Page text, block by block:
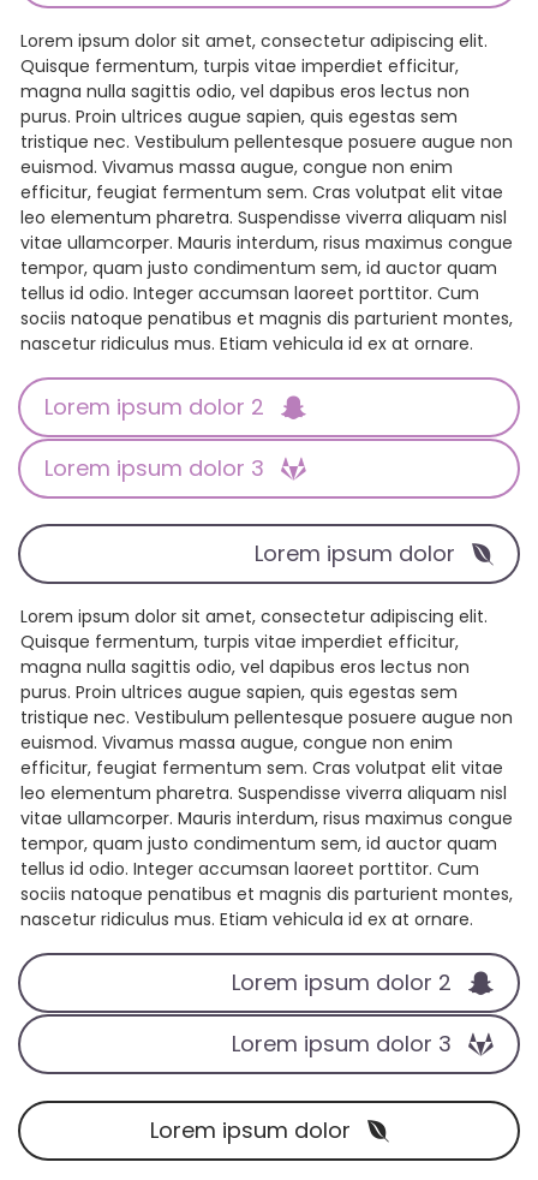
Lorem ipsum dolor sit amet, consectetur adipiscing elit.
Quisque fermentum, turpis vitae imperdiet efficitur,
magna nulla sagittis odio, vel dapibus eros lectus non
purus. Proin ultrices augue sapien, quis egestas sem
tristique nec. Vestibulum pellentesque posuere augue non
euismod. Vivamus massa augue, congue non enim
efficitur, feugiat fermentum sem. Cras volutpat elit vitae
leo elementum pharetra. Suspendisse viverra aliquam nisl
vitae ullamcorper. Mauris interdum, risus maximus congue
tempor, quam justo condimentum sem, id auctor quam
tellus id odio. Integer accumsan laoreet porttitor. Cum
sociis natoque penatibus et magnis dis parturient montes,
nascetur ridiculus mus. Etiam vehicula id ex at ornare.
Lorem ipsum dolor 2
Lorem ipsum dolor 3
Lorem ipsum dolor
Lorem ipsum dolor sit amet, consectetur adipiscing elit.
Quisque fermentum, turpis vitae imperdiet efficitur,
magna nulla sagittis odio, vel dapibus eros lectus non
purus. Proin ultrices augue sapien, quis egestas sem
tristique nec. Vestibulum pellentesque posuere augue non
euismod. Vivamus massa augue, congue non enim
efficitur, feugiat fermentum sem. Cras volutpat elit vitae
leo elementum pharetra. Suspendisse viverra aliquam nisl
vitae ullamcorper. Mauris interdum, risus maximus congue
tempor, quam justo condimentum sem, id auctor quam
tellus id odio. Integer accumsan laoreet porttitor. Cum
sociis natoque penatibus et magnis dis parturient montes,
nascetur ridiculus mus. Etiam vehicula id ex at ornare.
Lorem ipsum dolor 2
Lorem ipsum dolor 3
Lorem ipsum dolor